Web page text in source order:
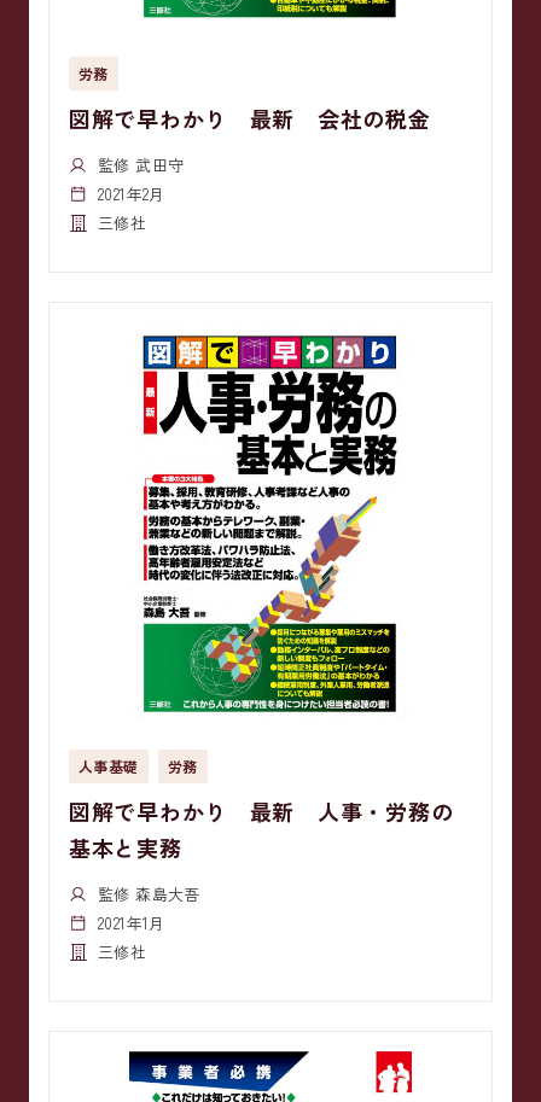
労務
図解で早わかり 最新 会社の税金
監修 武田守
2021年2月
三修社
人事基礎 労務
図解で早わかり 最新 人事・労務の
基本と実務
監修 森島大吾
2021年1月
三修社